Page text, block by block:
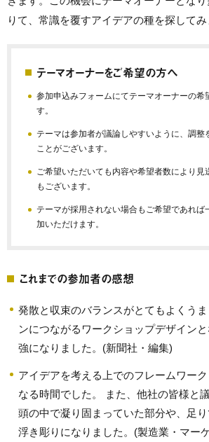
りて、常識を覆すアイデアの種を探してみ
テーマオーナーをご希望の方へ
参加申込みフォームにてテーマオーナーの希
す。
テーマは参加者が議論しやすいように、調整
ことがございます。
ご希望いただいても内容や希望者数により見
もございます。
テーマが採用されない場合もご希望であれば
加いただけます。
これまでの参加者の感想
発散と収束のバランスがとてもよくう
ンにつながるワークショップデザイン
強になりました。(新聞社・編集)
アイデアを考える上でのフレームワー
なる時間でした。 また、他社の皆様と
頭の中で凝り固まっていた部分や、足
浮き彫りになりました。(製造業・マー